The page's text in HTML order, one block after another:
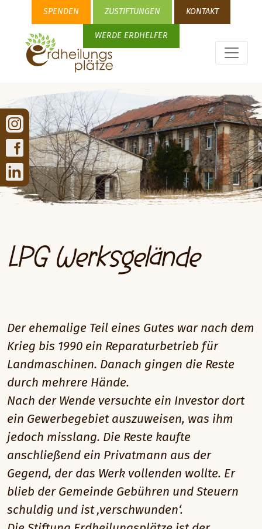
SPENDEN ZUSTIFTUNGEN KONTAKT
WERDE ERDHELFER
LPG Werksgelände
Der ehemalige Teil eines Gutes war nach dem
Krieg bis 1990 ein Reparaturbetrieb für
Landmaschinen. Danach gingen die Reste
durch mehrere Hände.
Nach der Wende versuchte ein Investor dort
ein Gewerbegebiet auszuweisen, was ihm
jedoch misslang. Die Reste kaufte
anschließend ein Privatmann aus der
Gegend, der das Werk vollenden wollte. Er
blieb der Gemeinde Gebühren und Steuern
schuldig und ist ‚verschwunden‘.